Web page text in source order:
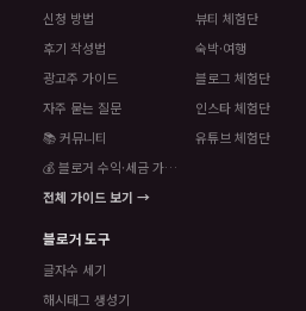
신청 방법
후기 작성법
광고주 가이드
자주 묻는 질문
📚 커뮤니티
💰 블로거 수익·세금 가이드
전체 가이드 보기 →
뷰티 체험단
숙박·여행
블로그 체험단
인스타 체험단
유튜브 체험단
블로거 도구
글자수 세기
해시태그 생성기